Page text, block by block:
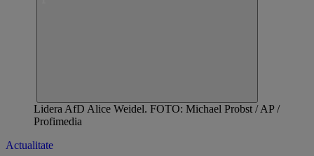
Lidera AfD Alice Weidel. FOTO: Michael Probst / AP /
Profimedia
Actualitate